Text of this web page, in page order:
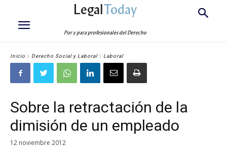
LegalToday
Por y para profesionales del Derecho
Inicio Derecho Social y Laboral Laboral
Sobre la retractación de la
dimisión de un empleado
12 noviembre 2012